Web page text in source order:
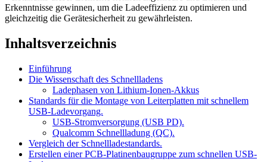
Erkenntnisse gewinnen, um die Ladeeffizienz zu optimieren und
gleichzeitig die Gerätesicherheit zu gewährleisten.
Inhaltsverzeichnis
Einführung
Die Wissenschaft des Schnellladens
Ladephasen von Lithium-Ionen-Akkus
Standards für die Montage von Leiterplatten mit schnellem
USB-Ladevorgang.
USB-Stromversorgung (USB PD).
Qualcomm Schnellladung (QC).
Vergleich der Schnellladestandards.
Erstellen einer PCB-Platinenbaugruppe zum schnellen USB-